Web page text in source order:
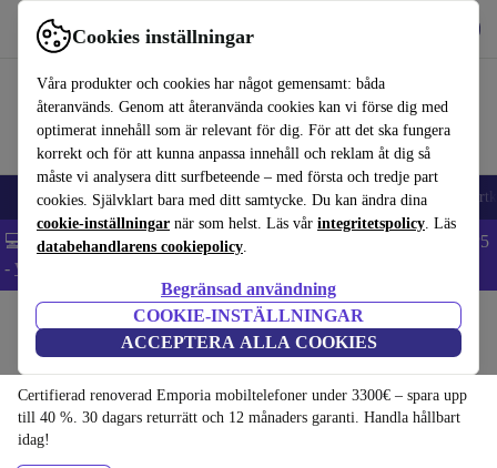
Cookies inställningar
Våra produkter och cookies har något gemensamt: båda
återanvänds. Genom att återanvända cookies kan vi förse dig med
optimerat innehåll som är relevant för dig. För att det ska fungera
korrekt och för att kunna anpassa innehåll och reklam åt dig så
måste vi analysera ditt surfbeteende – med första och tredje part
cookies. Självklart bara med ditt samtycke. Du kan ändra dina
cookie-inställningar när som helst. Läs vår integritetspolicy. Läs
databehandlarens cookiepolicy.
Begränsad användning
COOKIE-INSTÄLLNINGAR
ACCEPTERA ALLA COOKIES
Använd refurbed snabbt och enkelt
🎒 Back to school Mobiltelefoner Bärbara datorer Surfplattor
💻 Extra 5% rabatt på alla MacBooks och laptops - Code: LAPTOP5
- Villkor
Mobiltelefoner & Smartphones
Emporia mobiltelefoner:
Certifierad renoverad Emporia mobiltelefoner under 3300€ – spara upp
till 40 %. 30 dagars returrätt och 12 månaders garanti. Handla hållbart
idag!